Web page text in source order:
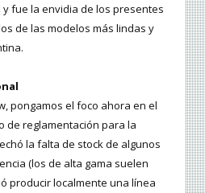
fue la envidia de los presentes
de las modelos más lindas y
pongamos el foco ahora en el
de reglamentación para la
la falta de stock de algunos
(los de alta gama suelen
producir localmente una línea